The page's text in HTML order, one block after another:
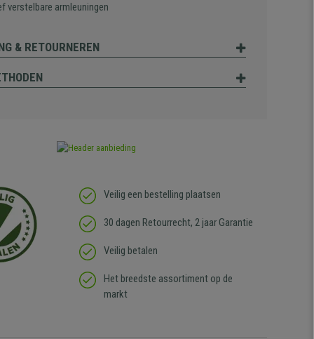
verstelbare armleuningen
& RETOURNEREN
Veilig een bestelling plaatsen
30 dagen Retourrecht, 2 jaar Garantie
Veilig betalen
Het breedste assortiment op de
markt